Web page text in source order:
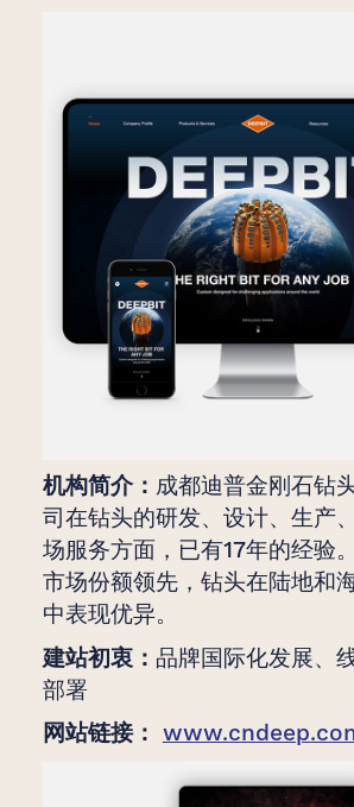
机构简介： 成都迪普金刚石钻
司在钻头的研发、设计、生产
场服务方面，已有17年的经验
市场份额领先，钻头在陆地和
中表现优异。
建站初衷： 品牌国际化发展、
部署
网站链接：